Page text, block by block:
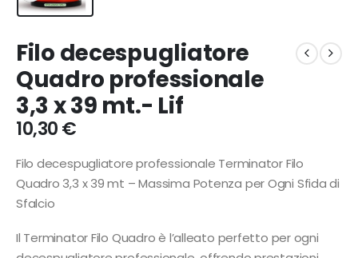
Filo decespugliatore
Quadro professionale
3,3 x 39 mt.- Lif
10,30€
Filo decespugliatore professionale Terminator Filo
Quadro 3,3 x 39 mt – Massima Potenza per Ogni Sfida di
Sfalcio
Il Terminator Filo Quadro è l’alleato perfetto per ogni